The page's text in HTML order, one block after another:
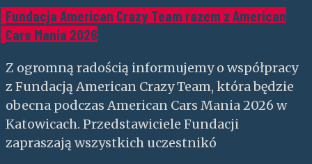
Fundacja American Crazy Team razem z American
Cars Mania 2026
Z ogromną radością informujemy o współpracy
z Fundacją American Crazy Team, która będzie
obecna podczas American Cars Mania 2026 w
Katowicach. Przedstawiciele Fundacji
zapraszają wszystkich uczestnikó